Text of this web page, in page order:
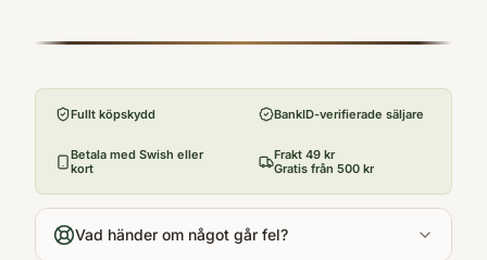
9780335262588
McGraw-Hill Education (UK)
Utgivningsår
2013
Antal sidor
368
Språk
Fullt köpskydd BankID-verifierade säljare
Betala med Swish eller
kort
Frakt 49 kr
Gratis från 500 kr
Vad händer om något går fel?